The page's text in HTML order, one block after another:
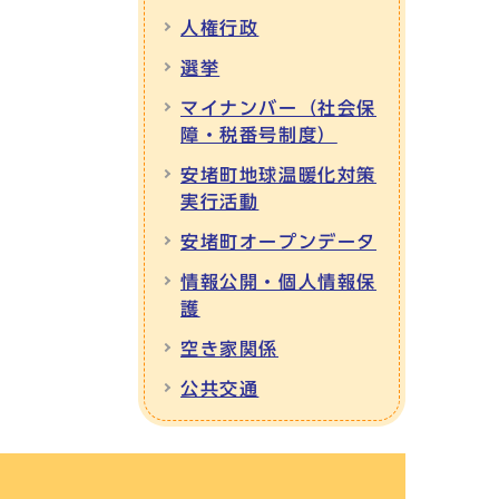
人権行政
選挙
マイナンバー（社会保
障・税番号制度）
安堵町地球温暖化対策
実行活動
安堵町オープンデータ
情報公開・個人情報保
護
空き家関係
公共交通